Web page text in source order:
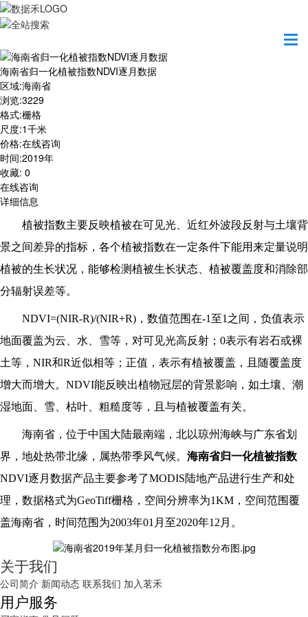
海南省归一化植被指数NDVI逐月数据
区域:海南省
浏览:3229
格式:栅格
尺度:1千米
价格:在线咨询
时间:2019年
收藏: 0
在线咨询
详细信息
植被指数主要反映植被在可见光、近红外波段反射与土壤背
景之间差异的指标，各个植被指数在一定条件下能用来定量说明
植被的生长状况，能够检测植被生长状态、植被覆盖度和消除部
分辐射误差等。
NDVI=(NIR-R)/(NIR+R) ，数值范围在-1至1之间，负值表示
地面覆盖为云、水、雪等，对可见光高反射；0表示有岩石或裸
土等，NIR和R近似相等；正值，表示有植被覆盖，且随覆盖度
增大而增大。NDVI能反映出植物冠层的背景影响，如土壤、潮
湿地面、雪、枯叶、粗糙度等，且与植被覆盖有关。
海南省，位于中国大陆最南端，北以琼州海峡与广东省划
界，地处热带北缘，属热带季风气候。 海南省归一化植被指数
NDVI逐月数据产品主要参考了MODIS陆地产品进行生产和处
理，数据格式为GeoTiff栅格，空间分辨率为1KM，空间范围覆
盖海南省，时间范围为2003年01月至2020年12月。
关于我们
公司简介 新闻动态 联系我们 加入茗禾
用户服务